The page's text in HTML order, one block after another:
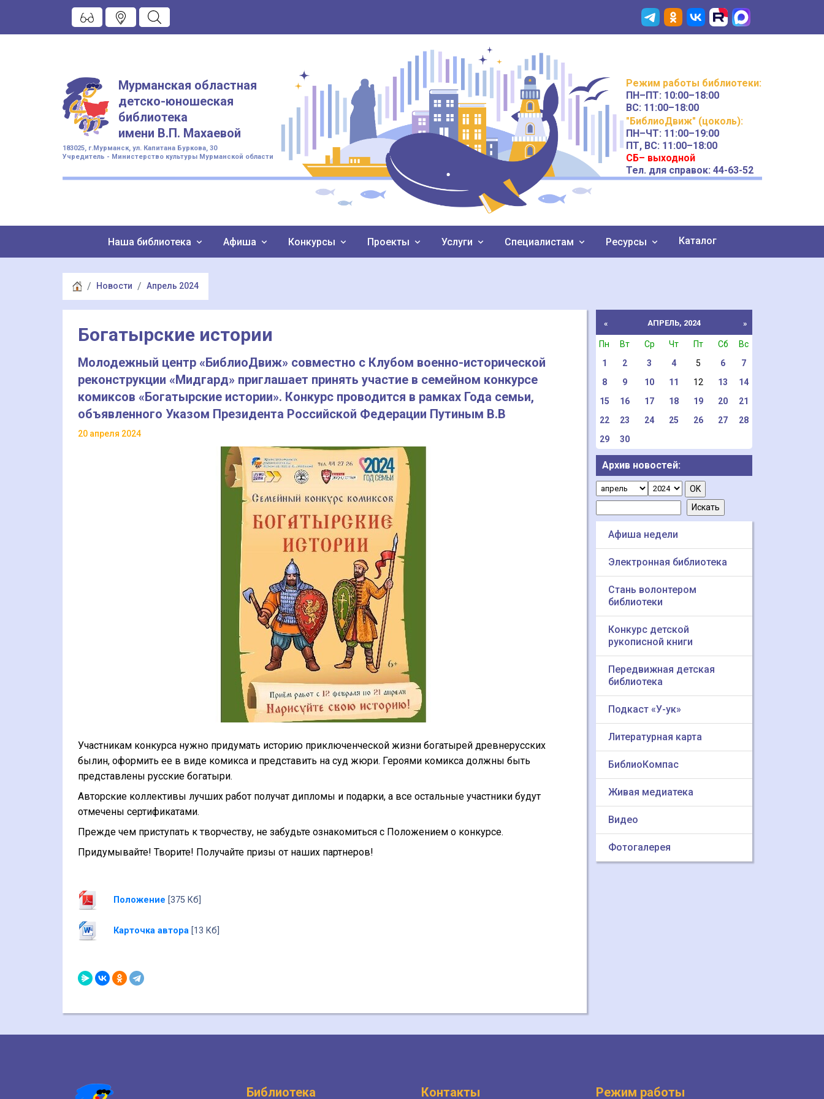
Мурманская областная
детско-юношеская
библиотека
имени В.П. Махаевой
183025, г.Мурманск, ул. Капитана Буркова, 30
Учредитель - Министерство культуры Мурманской области
Режим работы библиотеки:
ПН–ПТ: 10:00–18:00
ВС: 11:00–18:00
"БиблиоДвиж" (цоколь):
ПН–ЧТ: 11:00–19:00
ПТ, ВС: 11:00–18:00
СБ– выходной
Тел. для справок: 44-63-52
Наша библиотека Афиша Конкурсы Проекты Услуги Специалистам Ресурсы Каталог
Новости Апрель 2024
Богатырские истории
Молодежный центр «БиблиоДвиж» совместно с Клубом военно-исторической
реконструкции «Мидгард» приглашает принять участие в семейном конкурсе
комиксов «Богатырские истории». Конкурс проводится в рамках Года семьи,
объявленного Указом Президента Российской Федерации Путиным В.В
20 апреля 2024
Участникам конкурса нужно придумать историю приключенческой жизни богатырей древнерусских
былин, оформить ее в виде комикса и представить на суд жюри. Героями комикса должны быть
представлены русские богатыри.
Авторские коллективы лучших работ получат дипломы и подарки, а все остальные участники будут
отмечены сертификатами.
Прежде чем приступать к творчеству, не забудьте ознакомиться с Положением о конкурсе.
Придумывайте! Творите! Получайте призы от наших партнеров!
Положение [375 Кб]
Карточка автора[13 Кб]
« АПРЕЛЬ, 2024 »
Пн Вт Ср Чт Пт Сб
Вс
1
2 3 4 5 6
7
8
9 10 11 12 13
14
15
16 17 18 19 20
21
22
23 24 25 26 27
28
29
30
Архив новостей:
Афиша недели
Электронная библиотека
Стань волонтером
библиотеки
Конкурс детской
рукописной книги
Передвижная детская
библиотека
Подкаст «У-ук»
Литературная карта
БиблиоКомпас
Живая медиатека
Видео
Фотогалерея
Библиотека Контакты Режим работы